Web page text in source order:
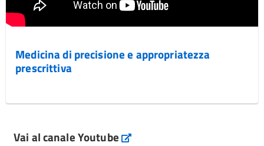
Medicina di precisione e appropriatezza
prescrittiva
Vai al canale Youtube